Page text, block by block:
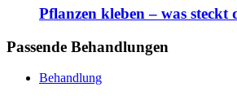
Pflanzen kleben – was steckt
Passende Behandlungen
Behandlung